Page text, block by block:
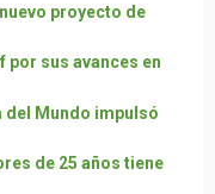
proyecto de
por sus avances en
del Mundo impulsó
de 25 años tiene